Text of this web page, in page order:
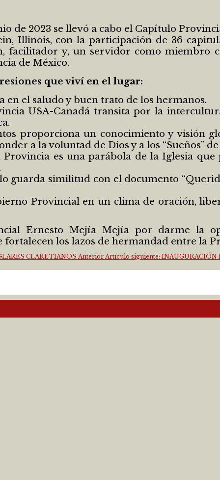
de 2023 se llevó a cabo el Capítulo
Illinois, con la participación de 36
facilitador y, un servidor como miembro
de México.
que viví en el lugar:
en el saludo y buen trato de los hermanos.
USA-Canadá transita por la
proporciona un conocimiento y visión
a la voluntad de Dios y a los “Sueños”
es una parábola de la Iglesia
guarda similitud con el documento
Provincial en un clima de oración,
Ernesto Mejía Mejía por darme la
los lazos de hermandad entre la
CLARETIANOS Anterior Artículo siguiente: